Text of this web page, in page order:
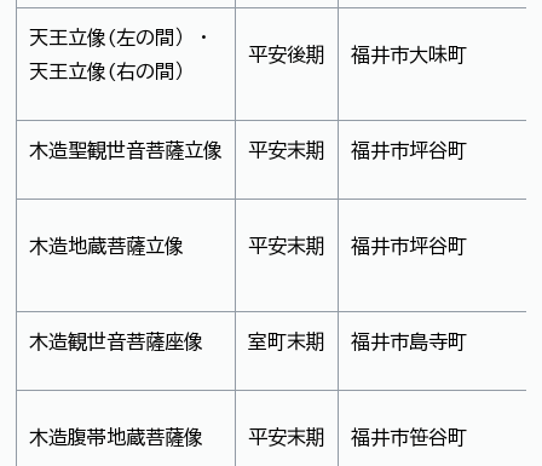
天王立像(左の間）・
天王立像(右の間）
平安後期 福井市大味町
木造聖観世音菩薩立像 平安末期 福井市坪谷町
木造地蔵菩薩立像 平安末期 福井市坪谷町
木造観世音菩薩座像 室町末期 福井市島寺町
木造腹帯地蔵菩薩像 平安末期 福井市笹谷町